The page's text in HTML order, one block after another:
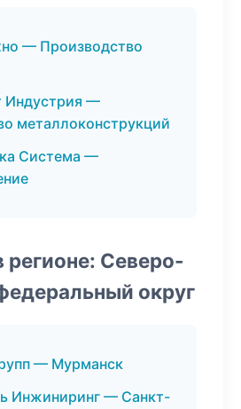
— Производство
Индустрия —
металлоконструкций
Система —
регионе: Северо-
округ
— Мурманск
Инжиниринг — Санкт-